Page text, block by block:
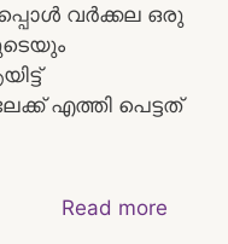
വർക്കല ഒരു
എത്തി പെട്ടത്
Read more